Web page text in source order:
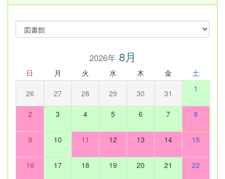
2026年8月
日 月 火 水 木 金 土
26 27 28 29 30 31 1
2 3 4 5 6 7 8
9 10 11 12 13 14 15
16 17 18 19 20 21 22